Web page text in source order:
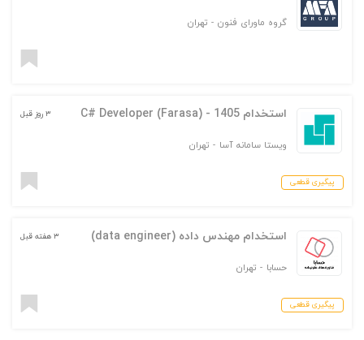
گروه ماورای فنون - تهران
استخدام C# Developer (Farasa) - 1405
ویستا سامانه آسا - تهران
۳ روز قبل
پیگیری قطعی
استخدام مهندس داده (data engineer)
حسابا - تهران
۳ هفته قبل
پیگیری قطعی